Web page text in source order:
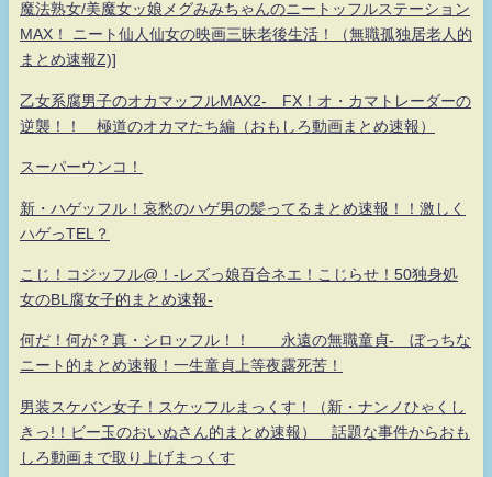
魔法熟女/美魔女ッ娘メグみみちゃんのニートッフルステーション
MAX！ ニート仙人仙女の映画三昧老後生活！（無職孤独居老人的
まとめ速報Z)]
乙女系腐男子のオカマッフルMAX2- FX！オ・カマトレーダーの
逆襲！！ 極道のオカマたち編（おもしろ動画まとめ速報）
スーパーウンコ！
新・ハゲッフル！哀愁のハゲ男の髪ってるまとめ速報！！激しく
ハゲっTEL？
こじ！コジッフル@！-レズっ娘百合ネエ！こじらせ！50独身処
女のBL腐女子的まとめ速報-
何だ！何が？真・シロッフル！！ 永遠の無職童貞- ぼっちな
ニート的まとめ速報！一生童貞上等夜露死苦！
男装スケバン女子！スケッフルまっくす！（新・ナンノひゃくし
きっ!！ビー玉のおいぬさん的まとめ速報） 話題な事件からおも
しろ動画まで取り上げまっくす